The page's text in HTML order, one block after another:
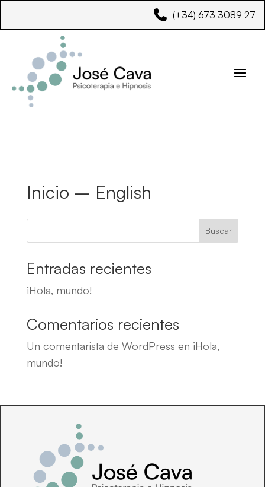
(+34) 673 3089 27
Inicio – English
Buscar
Entradas recientes
¡Hola, mundo!
Comentarios recientes
Un comentarista de WordPress en ¡Hola,
mundo!